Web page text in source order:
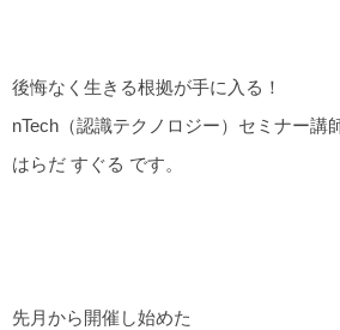
後悔なく生きる根拠が手に入る！
nTech（認識テクノロジー）セミナー講
はらだ すぐる です。
先月から開催し始めた